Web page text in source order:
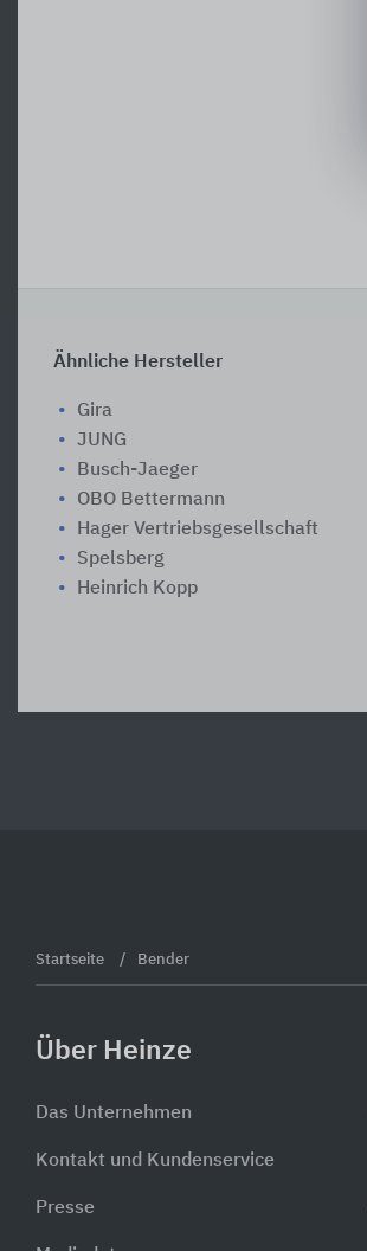
Ähnliche Hersteller
Gira
JUNG
Busch-Jaeger
OBO Bettermann
Hager Vertriebsgesellschaft
Spelsberg
Heinrich Kopp
Startseite Bender
Über Heinze
Das Unternehmen
Kontakt und Kundenservice
Presse